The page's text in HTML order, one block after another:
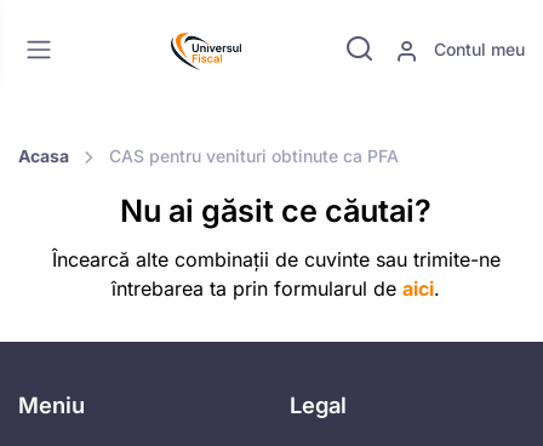
Contul meu
Acasa CAS pentru venituri obtinute ca PFA
Nu ai găsit ce căutai?
Încearcă alte combinații de cuvinte sau trimite-ne
întrebarea ta prin formularul de aici.
Meniu Legal